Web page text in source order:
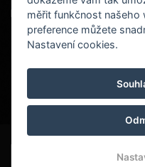
Hotel Červenohorské sedlo
Kouty nad Desnou 80, 788
rezervace@hotelchs.cz
+420 724 363 234
měřit funkčnost našeho
preference můžete
Nastavení cookies.